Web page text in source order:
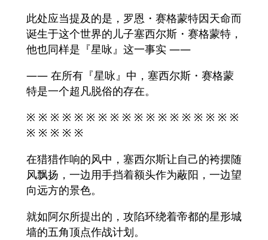
此处应当提及的是，罗恩・赛格蒙特因天命而
诞生于这个世界的儿子塞西尔斯・赛格蒙特，
他也同样是『星咏』这一事实 ——
—— 在所有『星咏』中，塞西尔斯・赛格蒙
特是一个超凡脱俗的存在。
※ ※ ※ ※ ※ ※ ※ ※ ※ ※ ※ ※ ※ ※ ※ ※ ※ ※
※ ※ ※ ※ ※
在猎猎作响的风中，塞西尔斯让自己的袴摆随
风飘扬，一边用手挡着额头作为蔽阳，一边望
向远方的景色。
就如阿尔所提出的，攻陷环绕着帝都的星形城
墙的五角顶点作战计划。